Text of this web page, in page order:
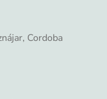
Cordoba